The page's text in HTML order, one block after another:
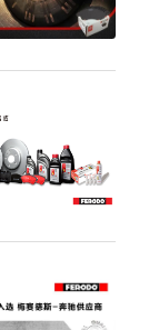
到更好，
迈固等28